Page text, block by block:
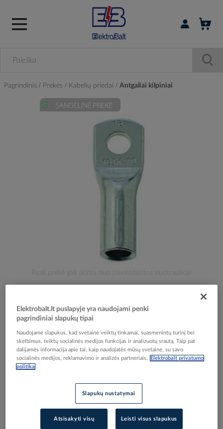
Prisijungti /
Pagrindinis Prekės Kabelių priedai Antgaliai kilpiniai
the
images
gallery
PROTEC
Elektrobalt prekės kodas
090473
EAN kodas
4016705138432
Gamintojo prekės kodas
05103843
Elektrobalt.lt puslapyje yra naudojami penki
pagrindiniai slapukų tipai
Naudojame slapukus, kad svetainė veiktų tinkamai, suasmenintų turinį bei
skelbimus, teiktų socialinės medijos funkcijas ir analizuotų srautą. Taip pat
dalijamės informacija apie tai, kaip naudojatės mūsų svetaine, su savo
socialinės medijos, reklamavimo ir analizės partneriais.
Elektrobalt privatumo
politika
Slapukų nustatymai
Atsisakyti visų Leisti visus slapukus